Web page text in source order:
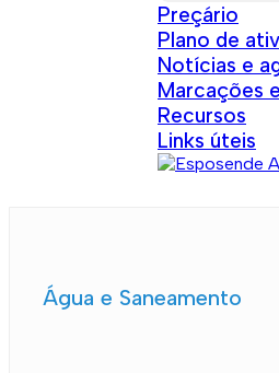
Preçário
Plano de
Notícias e
Marcações
Recursos
Links úteis
Água e Saneamento